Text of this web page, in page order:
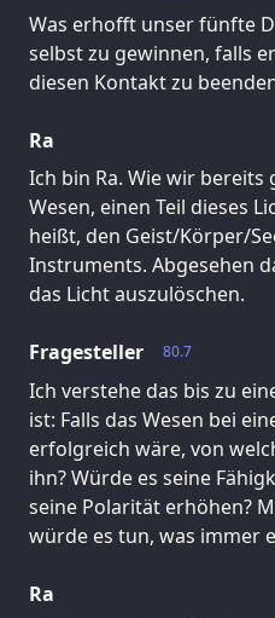
Was erhofft unser fünfte
selbst zu gewinnen, falls
diesen Kontakt zu
Ra
Ich bin Ra. Wie wir
Wesen, einen Teil dieses
heißt, den Geist/Körper/
Instruments. Abgesehen
das Licht auszulöschen.
80.7
Fragesteller
Ich verstehe das bis zu
ist: Falls das Wesen bei
erfolgreich wäre, von
ihn? Würde es seine
seine Polarität erhöhen?
würde es tun, was immer
Ra